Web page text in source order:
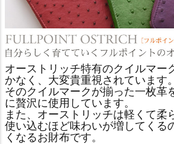
オーストリッチ特有のクイルマー
かなく、大変貴重視されています。
そのクイルマークが揃った一枚革
に贅沢に使用しています。
また、オーストリッチは軽くて柔
使い込むほど味わいが増してくる
くなるお財布です。